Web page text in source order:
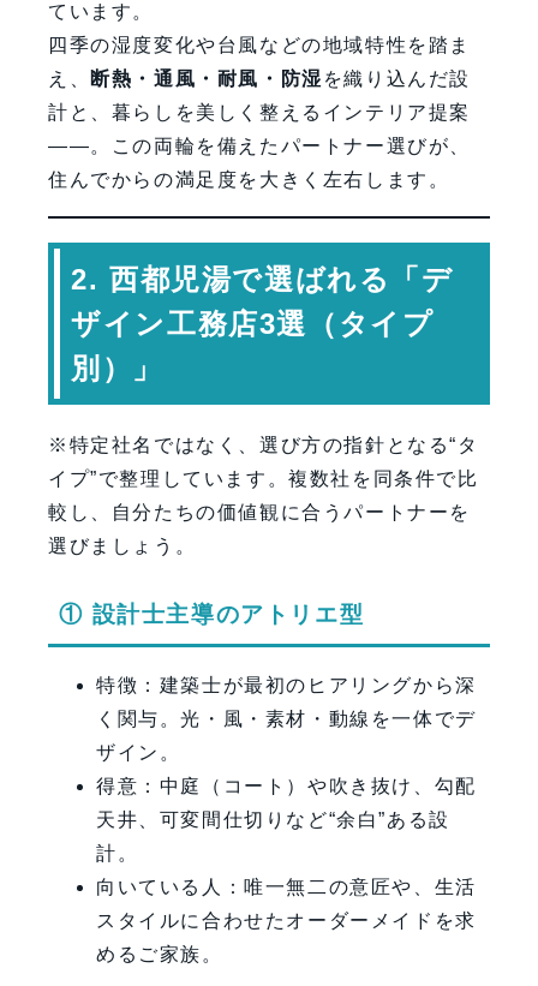
ています。
四季の湿度変化や台風などの地域特性を踏ま
え、
断熱・通風・耐風・防湿 を織り込んだ設
計と、暮らしを美しく整えるインテリア提案
――。この両輪を備えたパートナー選びが、
住んでからの満足度を大きく左右します。
2. 西都児湯で選ばれる「デ
ザイン工務店3選（タイプ
別）」
※特定社名ではなく、選び方の指針となる“タ
イプ”で整理しています。複数社を同条件で比
較し、自分たちの価値観に合うパートナーを
選びましょう。
① 設計士主導のアトリエ型
特徴：建築士が最初のヒアリングから深
く関与。光・風・素材・動線を一体でデ
ザイン。
得意：中庭（コート）や吹き抜け、勾配
天井、可変間仕切りなど“余白”ある設
計。
向いている人：唯一無二の意匠や、生活
スタイルに合わせたオーダーメイドを求
めるご家族。